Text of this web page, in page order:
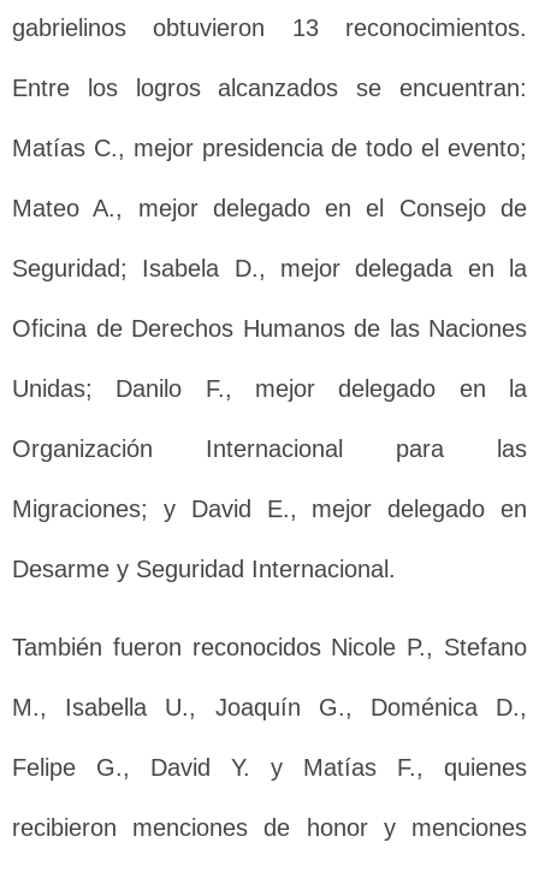
gabrielinos obtuvieron 13 reconocimientos.
Entre los logros alcanzados se encuentran:
Matías C., mejor presidencia de todo el evento;
Mateo A., mejor delegado en el Consejo de
Seguridad; Isabela D., mejor delegada en la
Oficina de Derechos Humanos de las Naciones
Unidas; Danilo F., mejor delegado en la
Organización Internacional para las
Migraciones; y David E., mejor delegado en
Desarme y Seguridad Internacional.
También fueron reconocidos Nicole P., Stefano
M., Isabella U., Joaquín G., Doménica D.,
Felipe G., David Y. y Matías F., quienes
recibieron menciones de honor y menciones